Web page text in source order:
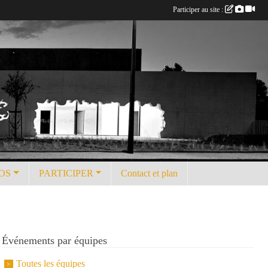
PARTICIPER Contact et plan
Événements par équipes
Toutes les équipes
Participer au site :